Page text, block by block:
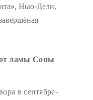
Нью-Дели,
от ламы Сопы
в сентябре-